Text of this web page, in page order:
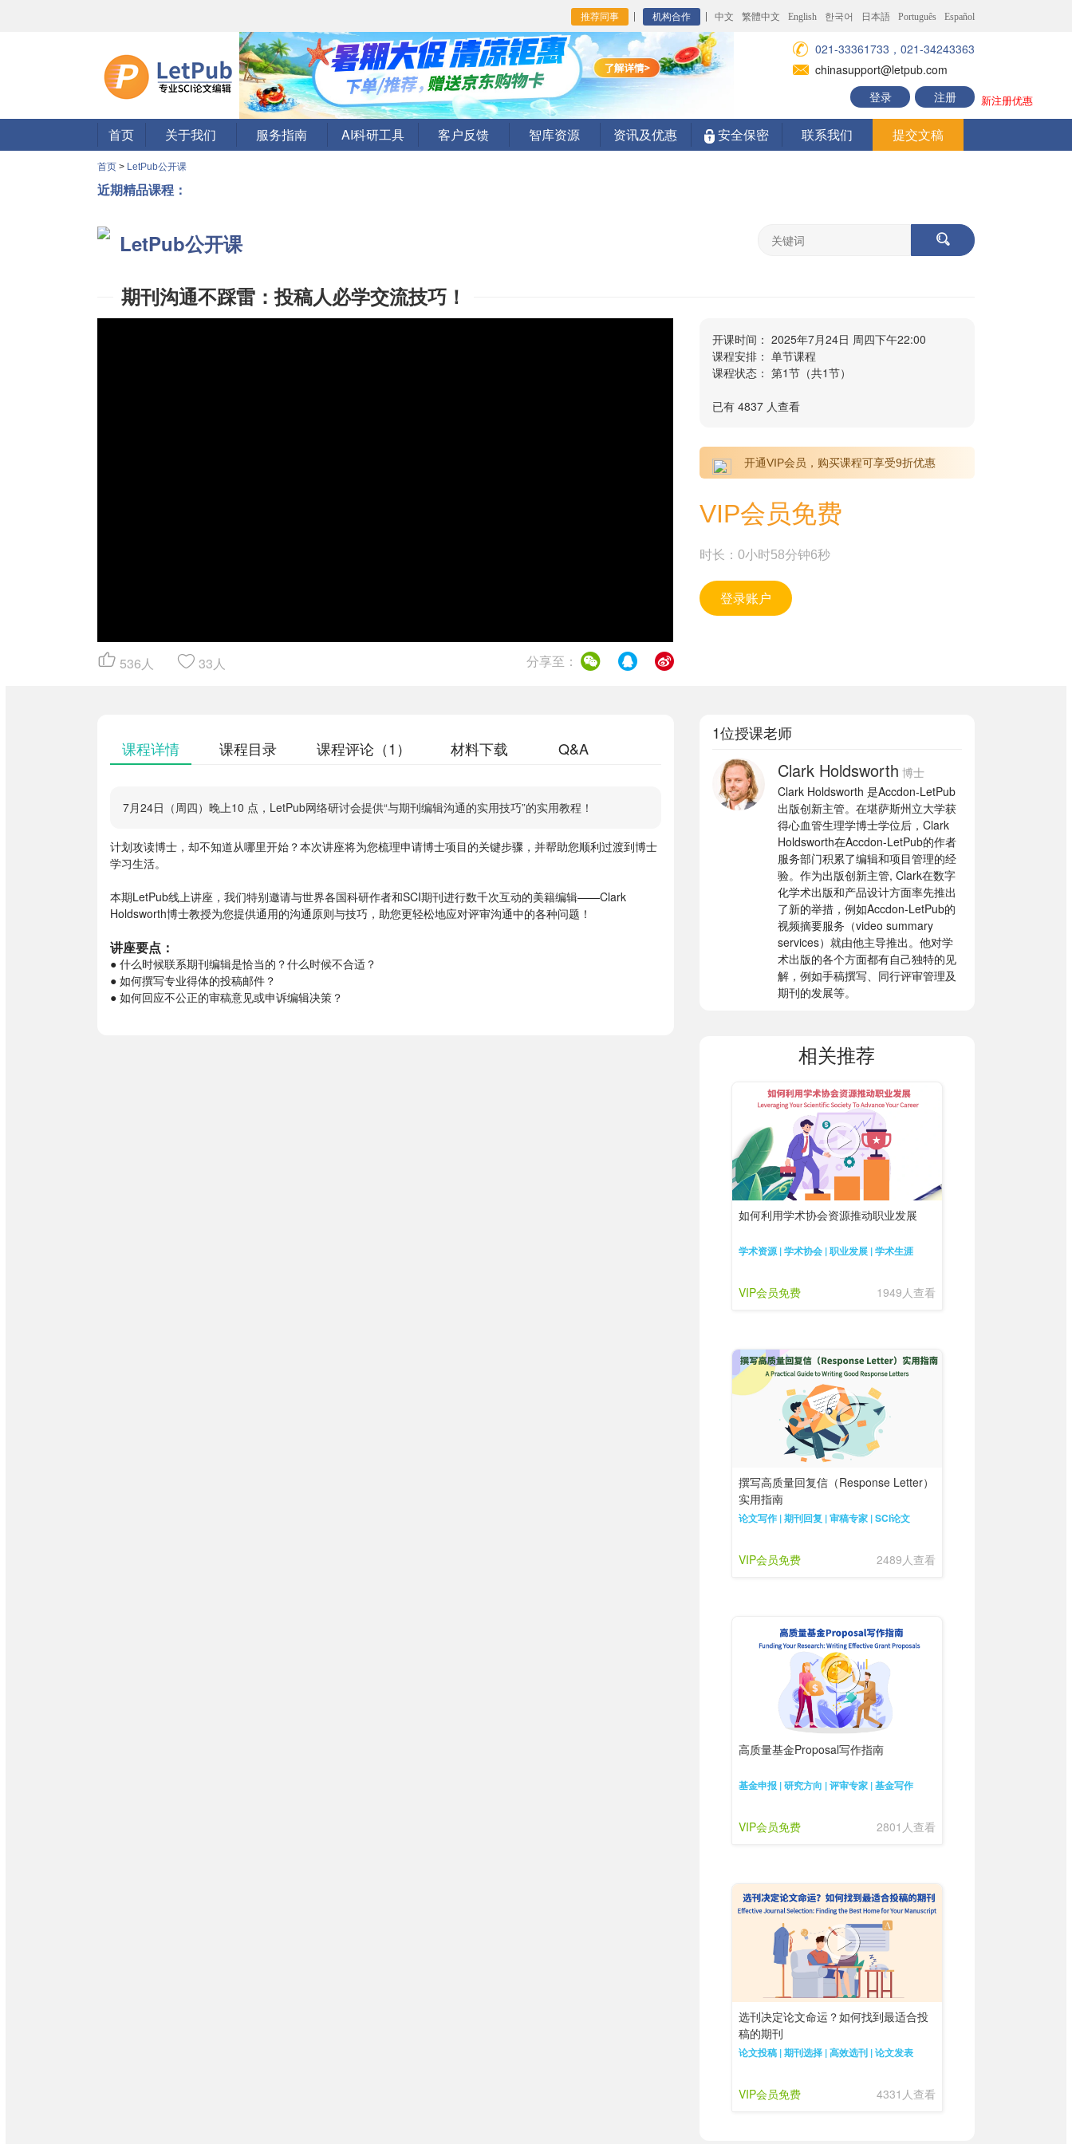
推荐同事 机构合作 中文 繁體中文 English 한국어 日本語 Português Español
021-33361733，021-34243363
chinasupport@letpub.com
登录
注册 新注册优惠
首页 关于我们 服务指南 AI科研工具 客户反馈 智库资源 资讯及优惠 安全保密 联系我们 提交文稿
首页 > LetPub公开课
近期精品课程：
LetPub公开课
期刊沟通不踩雷：投稿人必学交流技巧！
536人 33人 分享至：
开课时间： 2025年7月24日 周四下午22:00
课程安排： 单节课程
课程状态： 第1节（共1节）
已有 4837 人查看
开通VIP会员，购买课程可享受9折优惠
VIP会员免费
时长：0小时58分钟6秒
登录账户
课程详情 课程目录 课程评论（1） 材料下载 Q&A
7月24日（周四）晚上10 点，LetPub网络研讨会提供“与期刊编辑沟通的实用技巧”的实用教程！
计划攻读博士，却不知道从哪里开始？本次讲座将为您梳理申请博士项目的关键步骤，并帮助您顺利过渡到博士
学习生活。
本期LetPub线上讲座，我们特别邀请与世界各国科研作者和SCI期刊进行数千次互动的美籍编辑——Clark
Holdsworth博士教授为您提供通用的沟通原则与技巧，助您更轻松地应对评审沟通中的各种问题！
讲座要点：
● 什么时候联系期刊编辑是恰当的？什么时候不合适？
● 如何撰写专业得体的投稿邮件？
● 如何回应不公正的审稿意见或申诉编辑决策？
1位授课老师
Clark Holdsworth 博士
Clark Holdsworth 是Accdon-LetPub
出版创新主管。在堪萨斯州立大学获
得心血管生理学博士学位后，Clark
Holdsworth在Accdon-LetPub的作者
服务部门积累了编辑和项目管理的经
验。作为出版创新主管, Clark在数字
化学术出版和产品设计方面率先推出
了新的举措，例如Accdon-LetPub的
视频摘要服务（video summary
services）就由他主导推出。他对学
术出版的各个方面都有自己独特的见
解，例如手稿撰写、同行评审管理及
期刊的发展等。
相关推荐
如何利用学术协会资源推动职业发展
学术资源 | 学术协会 | 职业发展 | 学术生涯
VIP会员免费 1949人查看
撰写高质量回复信（Response Letter）
实用指南
论文写作 | 期刊回复 | 审稿专家 | SCI论文
VIP会员免费 2489人查看
高质量基金Proposal写作指南
基金申报 | 研究方向 | 评审专家 | 基金写作
VIP会员免费 2801人查看
选刊决定论文命运？如何找到最适合投
稿的期刊
论文投稿 | 期刊选择 | 高效选刊 | 论文发表
VIP会员免费 4331人查看